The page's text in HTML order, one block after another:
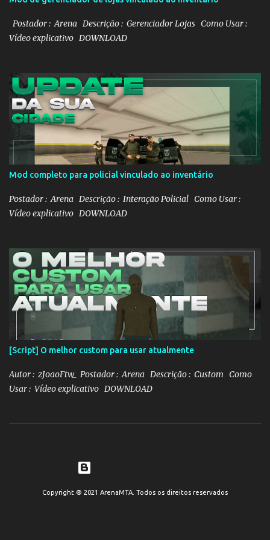
Postador : Arena Descrição : Gerenciador Lojas Como Usar :
Vídeo explicativo DOWNLOAD
Mod completo para policial vinculado ao inventário
Postador : Arena Descrição : Interação Policial Como Usar :
Vídeo explicativo DOWNLOAD
[Script] O melhor custom para usar atualmente
Autor : zJoaoFtw_ Postador : Arena Descrição : Custom Como
Usar : Vídeo explicativo DOWNLOAD
Copyright ® 2021 ArenaMTA. Todos os direitos reservados